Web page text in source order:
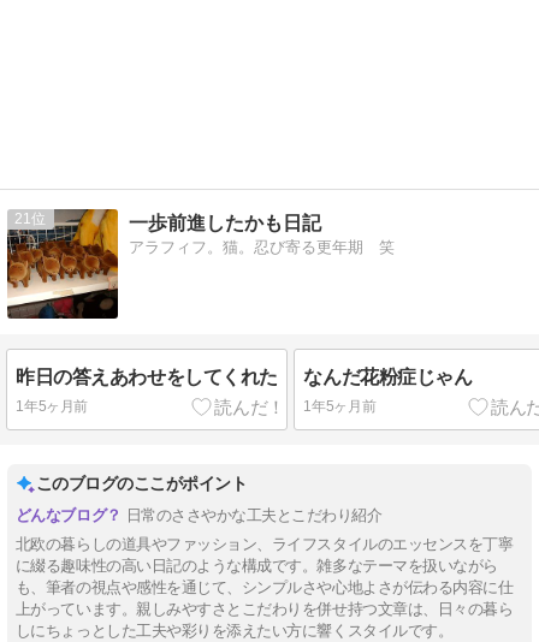
21 一歩前進したかも日記
アラフィフ。猫。忍び寄る更年期 笑
昨日の答えあわせをしてくれた
1年5ヶ月前
なんだ花粉症じゃん
1年5ヶ月前
このブログのここがポイント
日常のささやかな工夫とこだわり紹介
北欧の暮らしの道具やファッション、ライフスタイルのエッセンスを丁寧
に綴る趣味性の高い日記のような構成です。雑多なテーマを扱いながら
も、筆者の視点や感性を通じて、シンプルさや心地よさが伝わる内容に仕
上がっています。親しみやすさとこだわりを併せ持つ文章は、日々の暮ら
しにちょっとした工夫や彩りを添えたい方に響くスタイルです。